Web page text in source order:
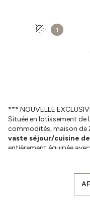
1
*** NOUVELLE
Située en lotissement de
commodités, maison de
vaste séjour/cuisine de
entièrement équipée
Les plus de la maison
décennale jusqu'à fin